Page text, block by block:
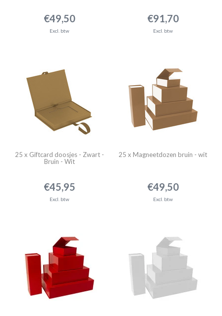
€49,50
Excl. btw
€91,70
Excl. btw
25 x Giftcard doosjes - Zwart -
Bruin - Wit
€45,95
Excl. btw
25 x Magneetdozen bruin - wit
€49,50
Excl. btw